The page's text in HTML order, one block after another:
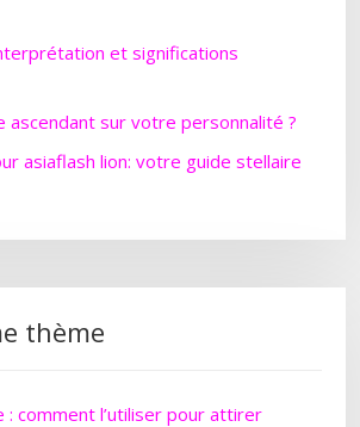
et significations
ascendant sur votre personnalité ?
asiaflash lion: votre guide stellaire
thème
: comment l’utiliser pour attirer